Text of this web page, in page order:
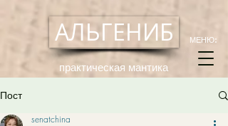
АЛЬГЕНИБ
практическая мантика
МЕНЮ:
Пост
senatchina